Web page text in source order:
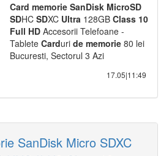
Card memorie SanDisk MicroSD
SDHC SDXC Ultra 128GB Class 10
Full HD Accesorii Telefoane -
Tablete Carduri de memorie 80 lei
Bucuresti, Sectorul 3 Azi
17.05|11:49
SanDisk Micro SDXC